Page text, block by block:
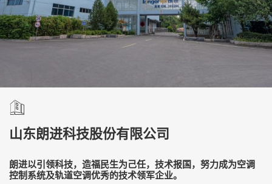
山东朗进科技股份有限公司
朗进以引领科技，造福民生为己任，技术报国，努力成为空调
控制系统及轨道空调优秀的技术领军企业。